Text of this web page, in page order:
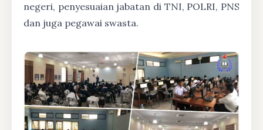
negeri, penyesuaian jabatan di TNI, POLRI, PNS
dan juga pegawai swasta.